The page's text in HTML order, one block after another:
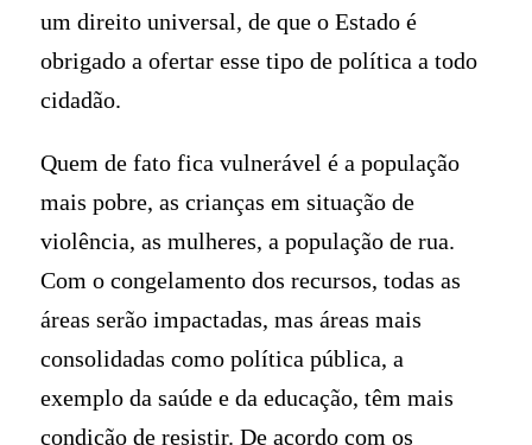
um direito universal, de que o Estado é
obrigado a ofertar esse tipo de política a todo
cidadão.
Quem de fato fica vulnerável é a população
mais pobre, as crianças em situação de
violência, as mulheres, a população de rua.
Com o congelamento dos recursos, todas as
áreas serão impactadas, mas áreas mais
consolidadas como política pública, a
exemplo da saúde e da educação, têm mais
condição de resistir. De acordo com os